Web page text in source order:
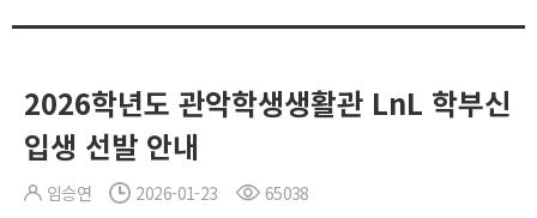
2026학년도 관악학생생활관 LnL 학부신
입생 선발 안내
임승연 2026-01-23 65038